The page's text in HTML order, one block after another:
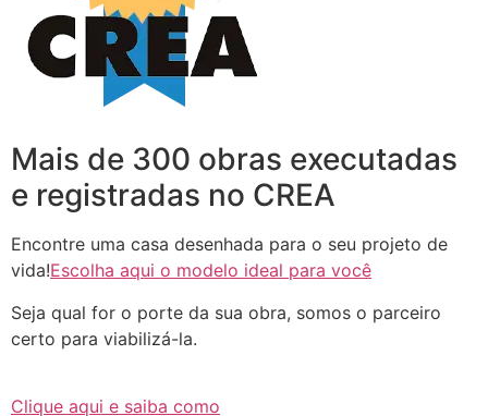
Mais de 300 obras executadas
e registradas no CREA
Encontre uma casa desenhada para o seu projeto de
vida!Escolha aqui o modelo ideal para você
Seja qual for o porte da sua obra, somos o parceiro
certo para viabilizá-la.
Clique aqui e saiba como